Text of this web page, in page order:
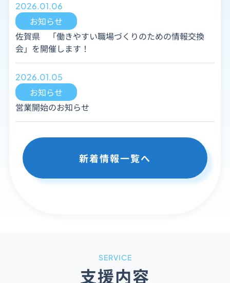
2026.01.06
お知らせ
佐賀県 「働きやすい職場づくりのための情報交換
会」を開催します！
2026.01.05
お知らせ
営業開始のお知らせ
新着情報一覧へ
SERVICE
支援内容